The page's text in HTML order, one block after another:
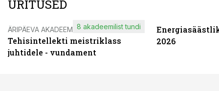
ÜRITUSED
ÄRIPÄEVA AKADEEMIA
Tehisintellekti meistriklass
juhtidele - vundament
8 akadeemilist tundi
2026